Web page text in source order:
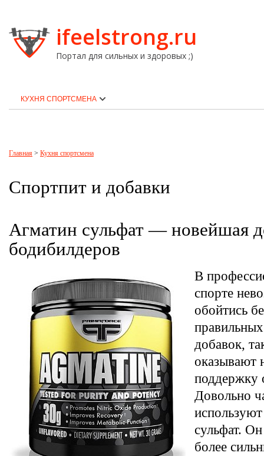
ifeelstrong.ru
Портал для сильных и здоровых ;)
КУХНЯ СПОРТСМЕНА
Главная > Кухня спортсмена
Спортпит и добавки
Агматин сульфат — новейшая
бодибилдеров
В
спорте
обойтись
добавок,
оказывают
поддержку
Довольно
сульфат.
более